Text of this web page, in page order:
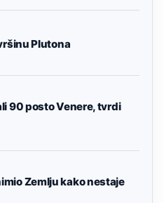
Plutona
90 posto Venere, tvrdi
Zemlju kako nestaje